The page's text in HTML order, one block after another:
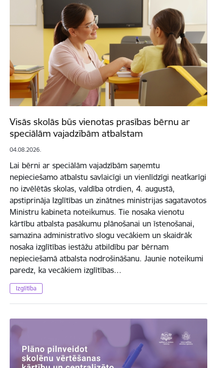
Visās skolās būs vienotas prasības bērnu ar
speciālām vajadzībām atbalstam
04.08.2026.
Lai bērni ar speciālām vajadzībām saņemtu
nepieciešamo atbalstu savlaicīgi un vienlīdzīgi neatkarīgi
no izvēlētās skolas, valdība otrdien, 4. augustā,
apstiprināja Izglītības un zinātnes ministrijas sagatavotos
Ministru kabineta noteikumus. Tie nosaka vienotu
kārtību atbalsta pasākumu plānošanai un īstenošanai,
samazina administratīvo slogu vecākiem un skaidrāk
nosaka izglītības iestāžu atbildību par bērnam
nepieciešamā atbalsta nodrošināšanu. Jaunie noteikumi
paredz, ka vecākiem izglītības…
Izglītība